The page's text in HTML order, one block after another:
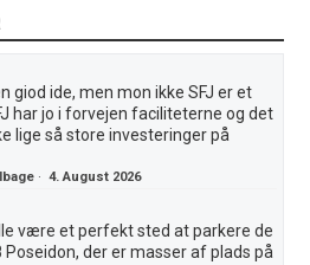
giod ide, men mon ikke SFJ er et
har jo i forvejen faciliteterne og det
lige så store investeringer på
·4. August 2026
være et perfekt sted at parkere de
Poseidon, der er masser af plads på